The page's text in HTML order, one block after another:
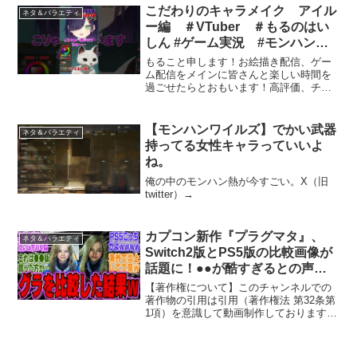
なで楽しくひと狩りしましょう！常連さ
んも初見さんも参加大歓迎です...
ネタ＆バラエティ
こだわりのキャラメイク アイル
ー編 ＃VTuber ＃もるのはい
しん #ゲーム実況 #モンハン #
モンハンワイルズ #キャラメイ
ク
もること申します！お絵描き配信、ゲー
ム配信をメインに皆さんと楽しい時間を
過ごせたらとおもいます！高評価、チャ
X(VTuber）：X(イラスト用）：メンバー
シップ：Pixiv...
ネタ＆バラエティ
【モンハンワイルズ】でかい武器
持ってる女性キャラっていいよ
ね。
俺の中のモンハン熱が今すごい。X（旧
twitter）→
ネタ＆バラエティ
カプコン新作『プラグマタ』、
Switch2版とPS5版の比較画像が
話題に！●●が酷すぎるとの声が
あがる…【スイッチ2】【bgm】
【海外】【反応】【攻略】【キャ
ラ解放】【モンハンワイルズ】
【著作権について】このチャンネルでの
著作物の引用は引用（著作権法 第32条第
1項）を意識して動画制作しております。